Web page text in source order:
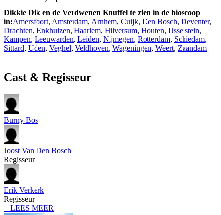
Dikkie Dik en de Verdwenen Knuffel te zien in de bioscoop
in:Amersfoort, Amsterdam, Arnhem, Cuijk, Den Bosch, Deventer,
Drachten, Enkhuizen, Haarlem, Hilversum, Houten, IJsselstein,
Kampen, Leeuwarden, Leiden, Nijmegen, Rotterdam, Schiedam,
Sittard, Uden, Veghel, Veldhoven, Wageningen, Weert, Zaandam
Cast & Regisseur
Burny Bos
Joost Van Den Bosch
Regisseur
Erik Verkerk
Regisseur
+ LEES MEER